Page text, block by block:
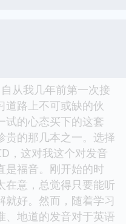
从我几年前第一次接
道路上不可或缺的伙
试的心态买下的这套
贵的那几本之一。选择
，这对我这个对发音
是福音。刚开始的时
在意，总觉得只要能听
就好。然而，随着学习
、地道的发音对于英语